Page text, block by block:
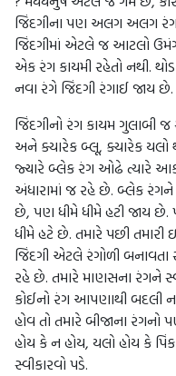
જિંદગીના પણ અલગ અલગ
જિંદગીમાં એટલે જ આટલો
એક રંગ કાયમી રહેતો નથી.
નવા રંગે જિંદગી રંગાઈ જાય છે.
જિંદગીનો રંગ કાયમ ગુલાબી
અને ક્યારેક બ્લૂ, ક્યારેક યલો
જ્યારે બ્લેક રંગ ઓઢે ત્યારે
અંધારામાં જ રહે છે. બ્લેક રંગને
છે, પણ ધીમે ધીમે હટી જાય છે.
ધીમે હટે છે. તમારે પછી
જિંદગી એટલે રંગોળી
રહે છે. તમારે માણસના રંગને
કોઈનો રંગ આપણાથી બદલી ન
હોવ તો તમારે બીજાના
હોય કે ન હોય, યલો હોય કે
સ્વીકારવો પડે.